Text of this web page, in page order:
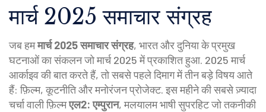
मार्च 2025 समाचार संग्रह
जब हममार्च 2025 समाचार संग्रह, भारत और दुनिया के प्रमुख
घटनाओं का संकलन जो मार्च 2025 में प्रकाशित हुआ. 2025 मार्च
आर्काइवकी बात करते हैं, तो सबसे पहले दिमाग में तीन बड़े विषय आते
हैं: फ़िल्म, कूटनीति और मनोरंजन प्रोजेक्ट. इस महीने की सबसे ज़्यादा
चर्चा वाली फ़िल्मएल2: एम्पुरान,मलयालम भाषी सुपरहिट जो तकनीकी